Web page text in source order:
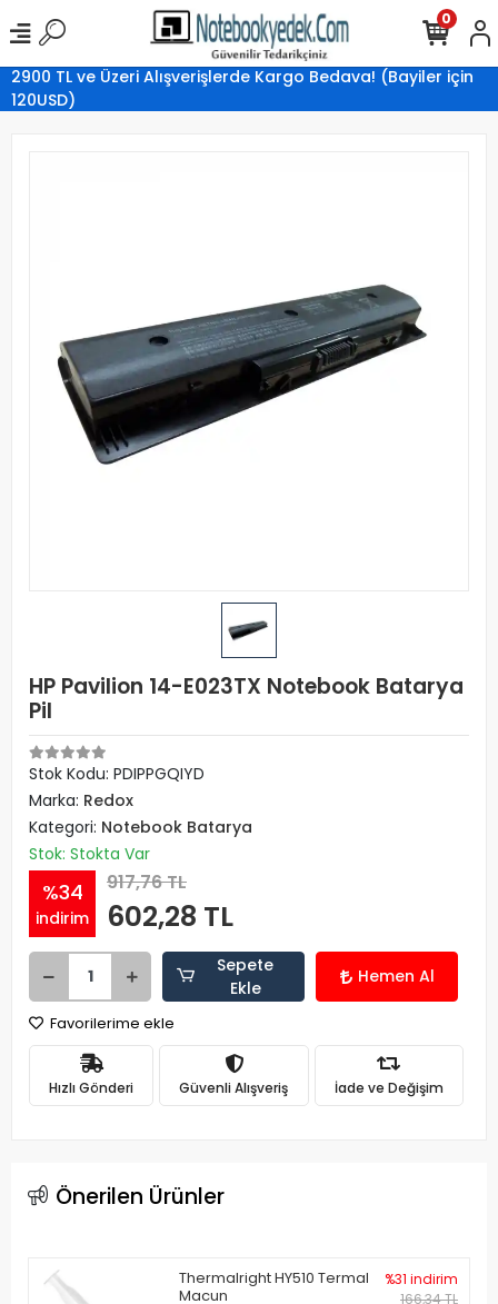
2900 TL ve Üzeri Alışverişlerde Kargo Bedava! (Bayiler için
120USD)
0
HP Pavilion 14-E023TX Notebook Batarya
Pil
Stok Kodu: PDIPPGQIYD
Marka: Redox
Kategori: Notebook Batarya
Stok: Stokta Var
%34
indirim
917,76 TL
602,28 TL
Sepete
Ekle
Hemen Al
Favorilerime ekle
Hızlı Gönderi Güvenli Alışveriş İade ve Değişim
Önerilen Ürünler
Thermalright HY510 Termal
Macun
%31 indirim
166,34 TL